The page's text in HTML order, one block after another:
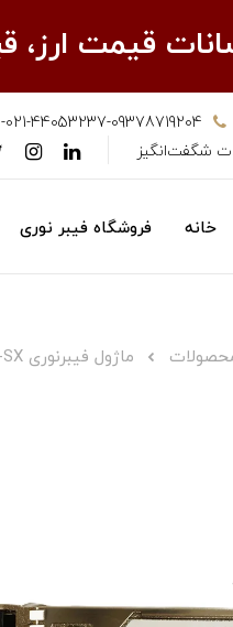
قیمت
021-44053237-09378719204
شگفت‌انگیز
خانه فروشگاه فیبر نوری
ماژول فیبرنوری SFP-1G-SX برند SFG